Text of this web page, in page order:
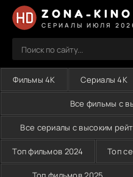
ZONA-KINO
СЕРИАЛЫ ИЮЛЯ
Фильмы 4K Сериалы 4K
Все фильмы с
Все сериалы с высоким
Топ фильмов 2024 Топ